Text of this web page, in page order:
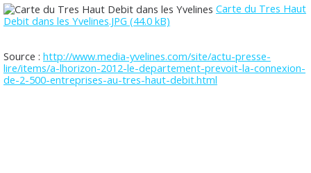
Carte du Tres Haut
Debit dans les Yvelines.JPG (44.0 kB)
Source : http://www.media-yvelines.com/site/actu-presse-
lire/items/a-lhorizon-2012-le-departement-prevoit-la-connexion-
de-2-500-entreprises-au-tres-haut-debit.html